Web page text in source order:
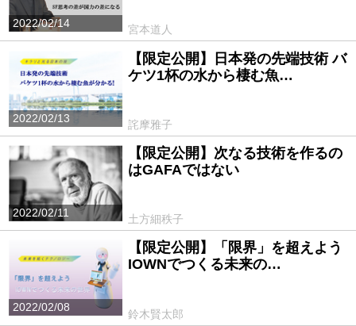
2022/02/14
宮本道人
2022/02/13
【限定公開】日本発の先端技術 バ
ケツ1杯の水から棲む魚…
詫摩雅子
2022/02/11
【限定公開】次なる技術を作るの
はGAFAではない
土方細秩子
2022/02/08
【限定公開】「限界」を超えよう
IOWNでつくる未来の…
鈴木賢太郎